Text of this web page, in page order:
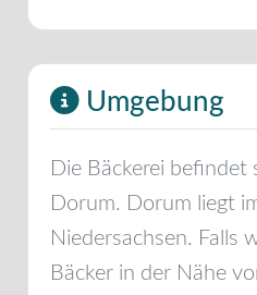
Umgebung
Die Bäckerei befindet
Dorum. Dorum liegt
Niedersachsen. Falls
Bäcker in der Nähe